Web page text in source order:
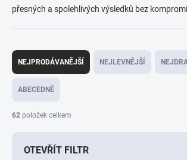
přesných a spolehlivých výsledků bez
Ř
z
í
NEJPRODÁVANĚJŠÍ NEJLEVNĚJŠÍ
ABECEDNĚ
62 položek celkem
OTEVŘÍT FILTR